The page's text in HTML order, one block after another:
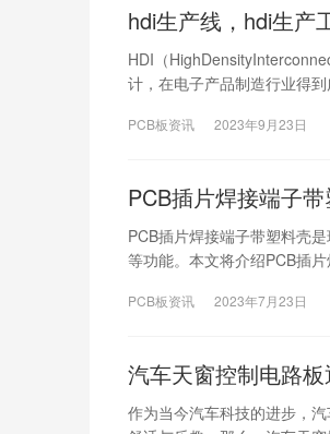
hdi生产线，hdi生产
HDI（
计，在电子产品制造行业得
PCB板资讯 2023年9月23日
PCB插片焊接端子
PCB插片焊接端子带塑料壳
等功能。本文将介绍PCB插
PCB板资讯 2023年7月23日
汽车天窗控制电路
作为当今汽车科技的进步，